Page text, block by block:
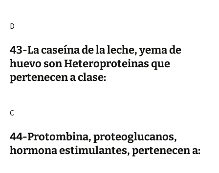
D
43-La caseína de la leche, yema de
huevo son Heteroproteinas que
pertenecen a clase:
C
44-Protombina, proteoglucanos,
hormona estimulantes, pertenecen a: